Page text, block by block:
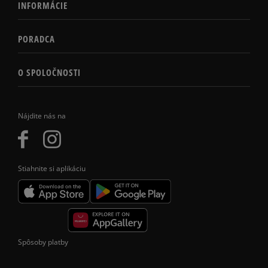
Nájdite nás na
Stiahnite si aplikáciu
INFORMÁCIE
PORADCA
O SPOLOČNOSTI
Spôsoby platby